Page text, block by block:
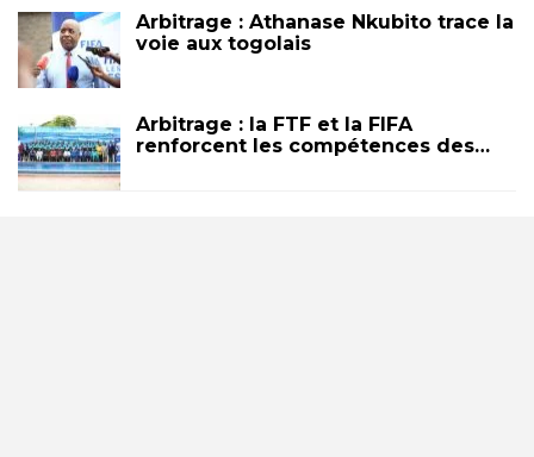
Arbitrage : Athanase Nkubito trace la
voie aux togolais
Arbitrage : la FTF et la FIFA
renforcent les compétences des…